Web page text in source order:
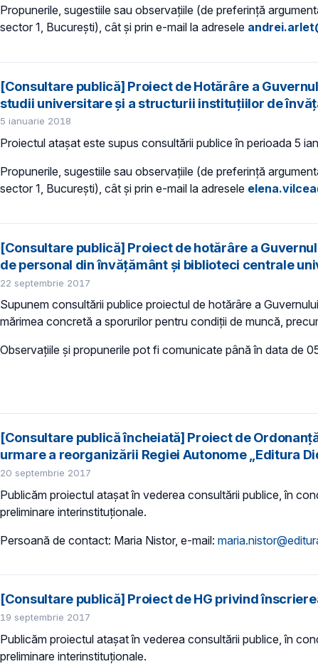
Propunerile, sugestiile sau observațiile (de preferință
sector 1, București), cât și prin e-mail la adresele
[Consultare publică] Proiect de Hotărâre a
studii universitare şi a structurii instituţiilor de
5 ianuarie 2018
Proiectul atașat este supus consultării publice în perioada 5
Propunerile, sugestiile sau observațiile (de preferință
sector 1, București), cât și prin e-mail la adresele
[Consultare publică] Proiect de hotărâre a
de personal din învățământ și biblioteci centrale
22 septembrie 2017
Supunem consultării publice proiectul de hotărâre a
mărimea concretă a sporurilor pentru condiţii de muncă,
Observațiile și propunerile pot fi comunicate până în data de
[Consultare publică încheiată] Proiect de
urmare a reorganizării Regiei Autonome „Editura
20 septembrie 2017
Publicăm proiectul atașat în vederea consultării publice, în
preliminare interinstituționale.
Persoană de contact: Maria Nistor, e-mail:
[Consultare publică] Proiect de HG privind
19 septembrie 2017
Publicăm proiectul atașat în vederea consultării publice, în
preliminare interinstituționale.